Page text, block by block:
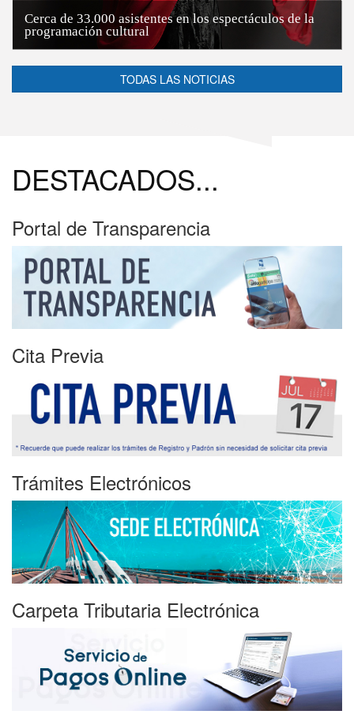
Cerca de 33.000 asistentes en los espectáculos de la
programación cultural
TODAS LAS NOTICIAS
DESTACADOS...
Portal de Transparencia
Cita Previa
Trámites Electrónicos
Carpeta Tributaria Electrónica